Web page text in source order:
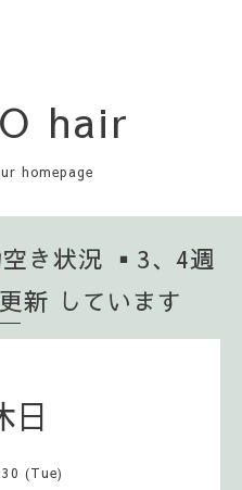
hair
homepage
き状況 ▪️3、4週
新 しています
日
(Tue)